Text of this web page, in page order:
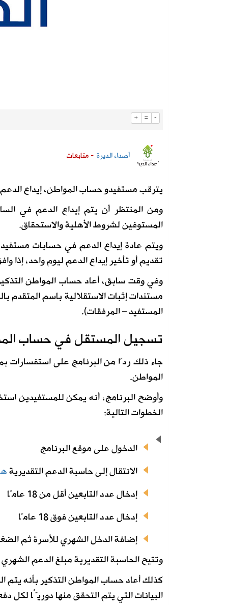
+ = -
أصداء الديرة - متابعات
يترقب مستفيدو حساب المواطن، إيداع الدعم لشهر يونيو
المستوفين لشروط الأهلية والاستحقاق.
ويتم عادة إيداع الدعم في حسابات
تقديم أو تأخير إيداع الدعم ليوم واحد، إذا
وفي وقت سابق، أعاد حساب المواطن
مستندات إثبات الاستقلالية باسم
المستفيد – المرفقات).
تسجيل المستقل في حساب
جاء ذلك ردًا من البرنامج على
المواطن.
وأوضح البرنامج، أنه يمكن للمستفيدين
الخطوات التالية:
الدخول على موقع البرنامج
الانتقال إلى حاسبة الدعم التقديرية
إدخال عدد التابعين أقل من 18 عامًا
إدخال عدد التابعين فوق 18 عامًا
إضافة الدخل الشهري للأسرة ثم
وتتيح الحاسبة التقديرية مبلغ الدعم
كذلك أعاد حساب المواطن التذكير بأنه
البيانات التي يتم التحقق منها دوريًّا لكل